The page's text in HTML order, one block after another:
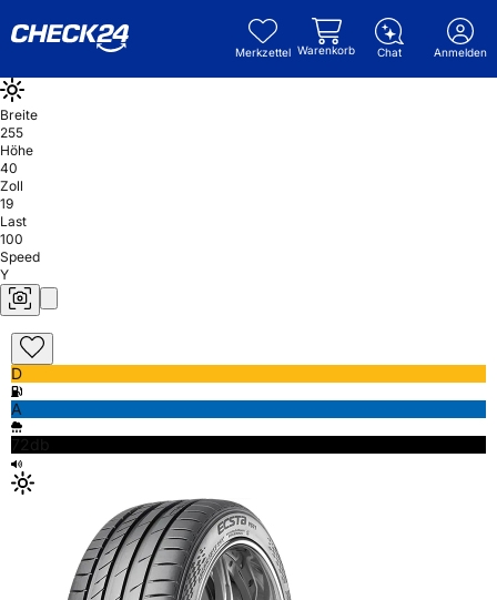
Merkzettel Warenkorb Chat Anmelden
Breite
255
Höhe
40
Zoll
19
Last
100
Speed
Y
D
A
72db